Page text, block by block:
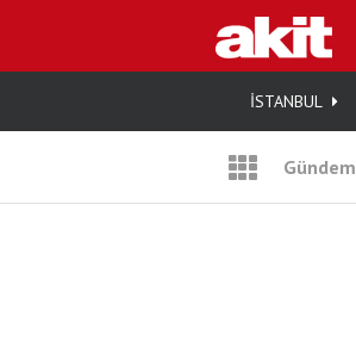
İSTANBUL
Gündem